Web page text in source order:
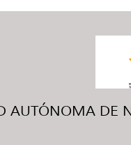
AUTÓNOMA DE